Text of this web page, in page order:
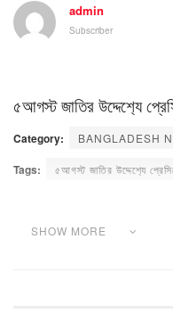
admin
Subscriber
৫আগস্ট জাতির উদ্দেশ‍্যে
SHOW MORE
Category: BANGLADESH
Tags: ৫আগস্ট জাতির উদ্দেশ‍্যে